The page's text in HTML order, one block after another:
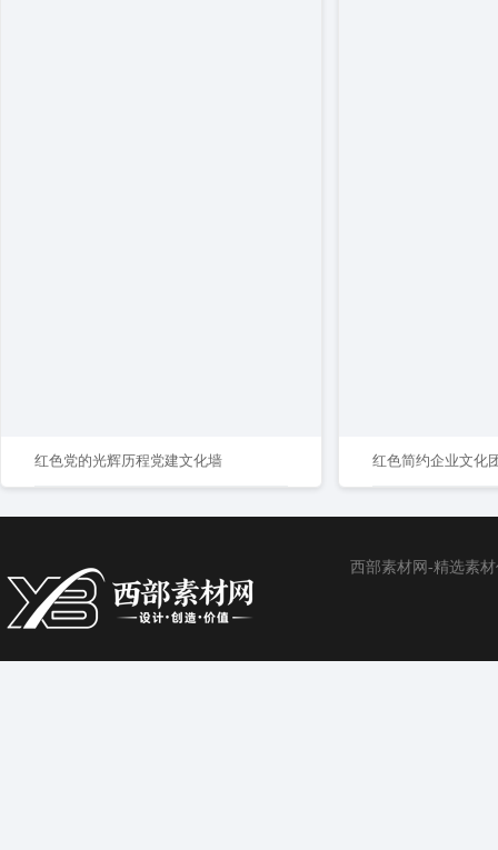
红色党的光辉历程党建文化墙
西部素材网-精选素